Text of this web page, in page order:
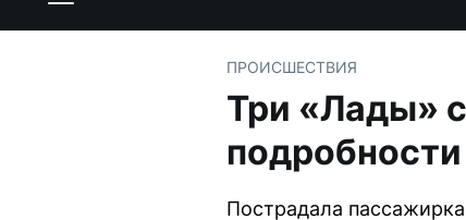
ПРОИСШЕСТВИЯ
Три «Лады»
подробности
Пострадала